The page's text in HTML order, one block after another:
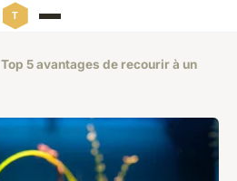
Top 5 avantages de recourir à un